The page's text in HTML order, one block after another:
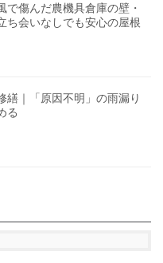
で傷んだ農機具倉庫の壁・
ち会いなしでも安心の屋根
繕｜「原因不明」の雨漏り
る